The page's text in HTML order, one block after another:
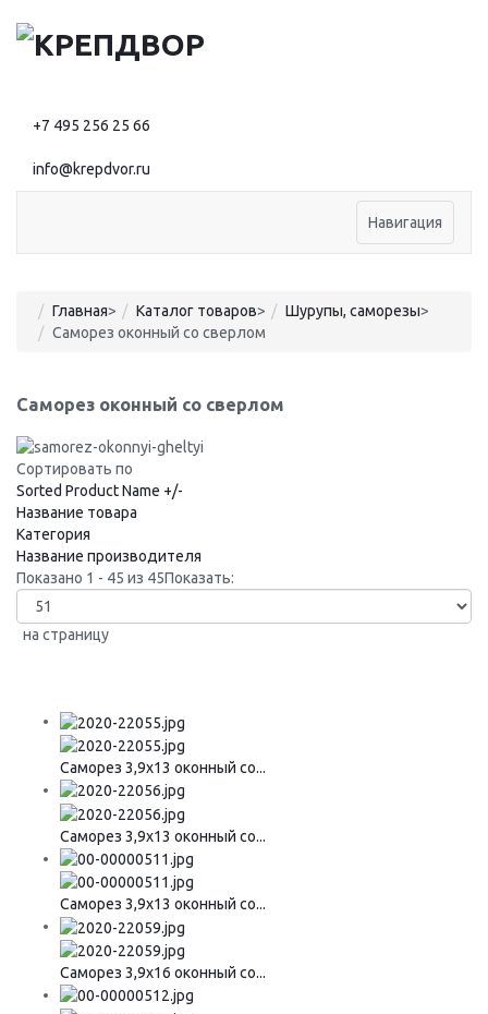
+7 495 256 25 66
info@krepdvor.ru
Навигация
Главная> Каталог товаров> Шурупы, саморезы>
Саморез оконный со сверлом
Саморез оконный со сверлом
Сортировать по
Sorted Product Name +/-
Название товара
Категория
Название производителя
Показано 1 - 45 из 45Показать:
на страницу
Саморез 3,9х13 оконный со...
Саморез 3,9х13 оконный со...
Саморез 3,9х13 оконный со...
Саморез 3,9х16 оконный со...